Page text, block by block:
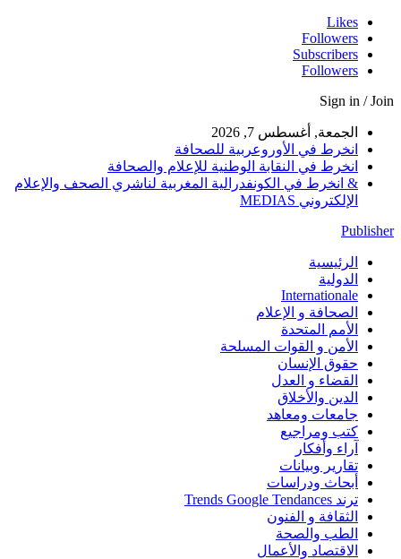
Likes
Followers
Subscribers
Followers
Sign in / Join
الجمعة, أغسطس 7, 2026
انخرط في الأوروعربية للصحافة
انخرط في النقابة الوطنية للإعلام والصحافة
& انخرط في الكونفدرالية المغربية لناشري الصحف والإعلام
الإلكتروني MEDIAS
Publisher
الرئيسية
الدولية
Internationale
الصحافة و الإعلام
الأمم المتحدة
الأمن و القوات المسلحة
حقوق الإنسان
القضاء و العدل
الدين والأخلاق
جامعات ومعاهد
كتب ومراجيع
آراء وأفكار
تقارير وبيانات
أبحاث ودراسات
ترند Trends Google Tendances
الثقافة و الفنون
الطب والصحة
الاقتصاد والأعمال